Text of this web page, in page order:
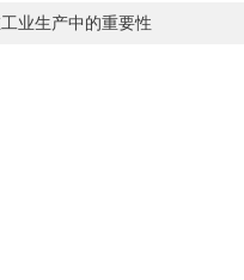
业生产中的重要性